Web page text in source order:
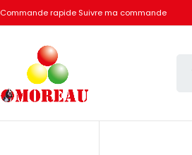
Commande rapide Suivre ma commande